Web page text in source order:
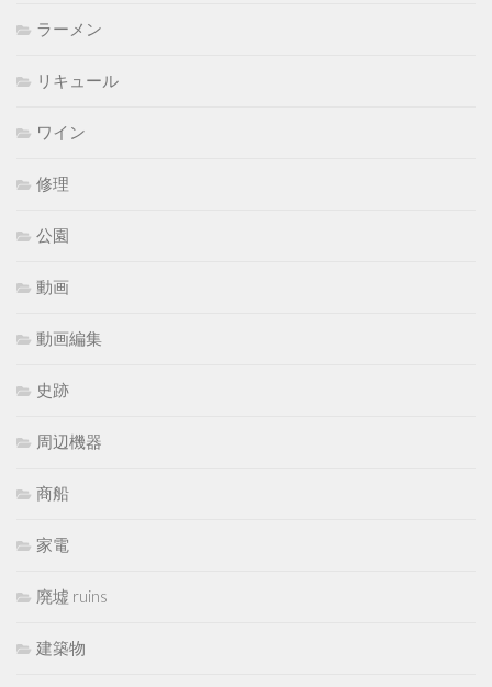
ラーメン
リキュール
ワイン
修理
公園
動画
動画編集
史跡
周辺機器
商船
家電
廃墟 ruins
建築物